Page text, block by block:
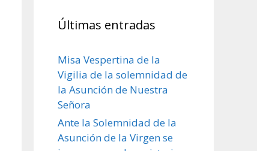
Últimas entradas
Misa Vespertina de la
Vigilia de la solemnidad de
la Asunción de Nuestra
Señora
Ante la Solemnidad de la
Asunción de la Virgen se